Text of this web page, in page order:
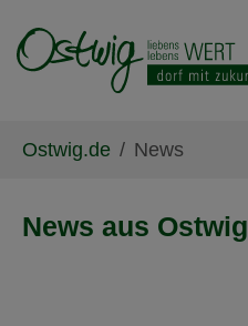
Ostwig.de News
News aus Ostwig